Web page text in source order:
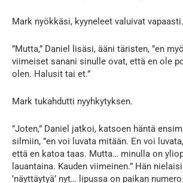
Mark nyökkäsi, kyyneleet valuivat vapaasti.
”Mutta,” Daniel lisäsi, ääni täristen, ”en
viimeiset sanani sinulle ovat, että en ole
olen. Halusit tai et.”
Mark tukahdutti nyyhkytyksen.
”Joten,” Daniel jatkoi, katsoen häntä
silmiin, ”en voi luvata mitään. En voi
että en katoa taas. Mutta… minulla on
lauantaina. Kauden viimeinen.” Hän
’näyttäytyä’ nyt… lipussa on paikan